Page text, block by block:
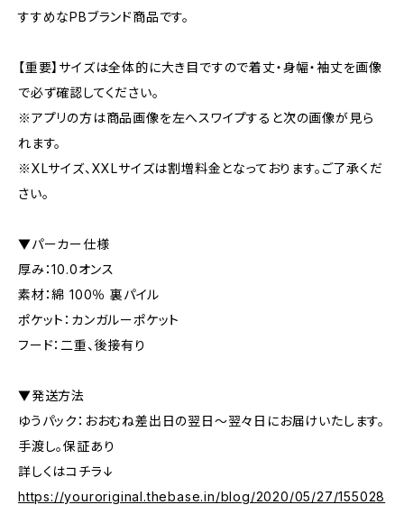
すすめなPBブランド商品です。
【重要】サイズは全体的に大き目ですので着丈・身幅・袖丈を画像
で必ず確認してください。
※アプリの方は商品画像を左へスワイプすると次の画像が見ら
れます。
※XLサイズ、XXLサイズは割増料金となっております。ご了承くだ
さい。
▼パーカー仕様
厚み：10.0オンス
素材：綿 100％ 裏パイル
ポケット：カンガルーポケット
フード：二重、後接有り
▼発送方法
ゆうパック：おおむね差出日の翌日〜翌々日にお届けいたします。
手渡し。保証あり
詳しくはコチラ↓
https://youroriginal.thebase.in/blog/2020/05/27/155028